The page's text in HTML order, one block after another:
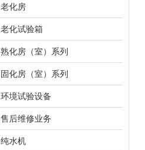
老化房
老化试验箱
熟化房（室）系列
固化房（室）系列
环境试验设备
售后维修业务
纯水机